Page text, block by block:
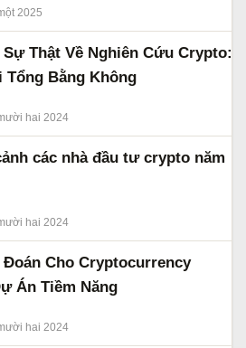
2025
Sự Thật Về Nghiên Cứu Crypto:
Tổng Bằng Không
hai 2024
các nhà đầu tư crypto năm
hai 2024
Đoán Cho Cryptocurrency
Án Tiềm Năng
hai 2024